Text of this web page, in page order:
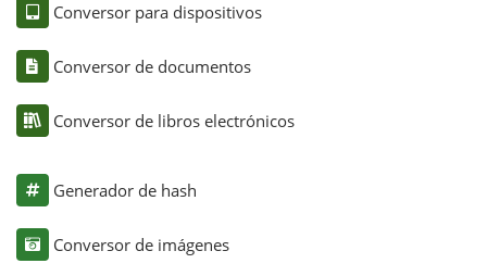
Conversor para dispositivos
Conversor de documentos
Conversor de libros electrónicos
Generador de hash
Conversor de imágenes